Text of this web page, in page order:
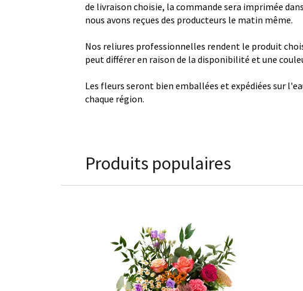
de livraison choisie, la commande sera imprimée
nous avons reçues des producteurs le matin même.
Nos reliures professionnelles rendent le produit
peut différer en raison de la disponibilité et une
Les fleurs seront bien emballées et expédiées sur
chaque région.
Produits populaires